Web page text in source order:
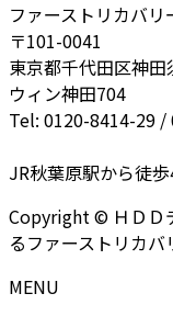
ファーストリカバリ
〒101-0041
東京都千代田区神
ウィン神田704
Tel: 0120-8414-29
JR秋葉原駅から徒
Copyright © ＨＤＤ
るファーストリカ
MENU